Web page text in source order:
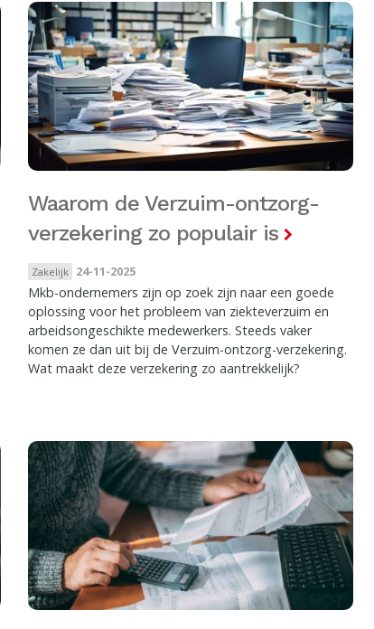
Waarom de Verzuim-ontzorg-
verzekering zo populair is
Zakelijk 24-11-2025
Mkb-ondernemers zijn op zoek zijn naar een goede
oplossing voor het probleem van ziekteverzuim en
arbeidsongeschikte medewerkers. Steeds vaker
komen ze dan uit bij de Verzuim-ontzorg-verzekering.
Wat maakt deze verzekering zo aantrekkelijk?